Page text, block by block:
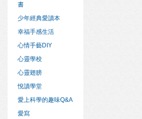
書
少年經典愛讀本
幸福手感生活
心情手藝DIY
心靈學校
心靈翅膀
悅讀學堂
愛上科學的趣味Q&A
愛寫